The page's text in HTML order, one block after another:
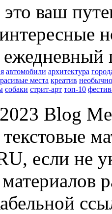
ваш
автомобили архитектура
места креатив
собаки стрит-арт топ-10
Blog
если не